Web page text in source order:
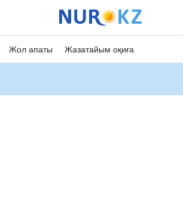
Жол апаты Жазатайым оқиға